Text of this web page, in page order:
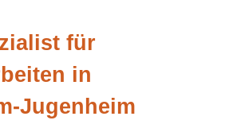
für
in
Jugenheim